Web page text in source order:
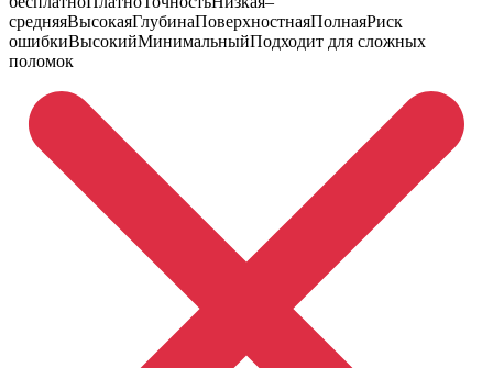
средняяВысокаяГлубинаПоверхностнаяПолнаяРиск
ошибкиВысокийМинимальныйПодходит для сложных
поломок